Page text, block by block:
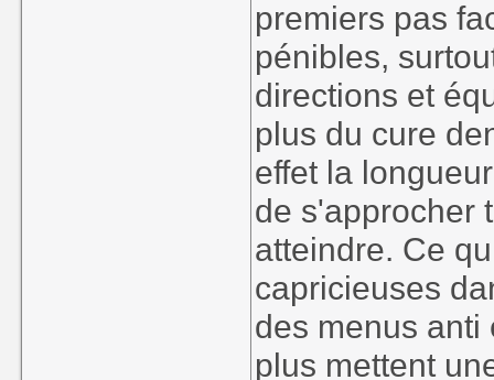
premiers pas
pénibles,
directions et
plus du cure
effet la
de s'approcher
atteindre. Ce
capricieuses
des menus
plus mettent